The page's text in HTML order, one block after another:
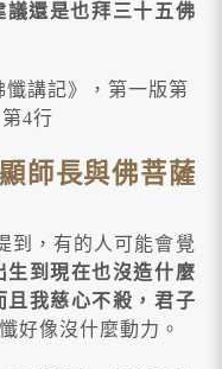
還是也拜三十五佛
講記》，第一版第
4行
師長與佛菩薩
到，有的人可能會覺
生到現在也沒造什麼
且我慈心不殺，君子
好像沒什麼動力。